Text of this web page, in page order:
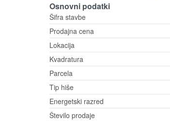
Osnovni podatki
Šifra stavbe
Prodajna cena
Lokacija
Kvadratura
Parcela
Tip hiše
Energetski razred
Število prodaje